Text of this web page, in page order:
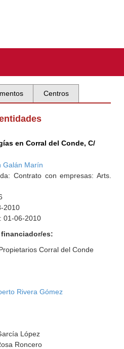
Centros
en Corral del Conde, C/
Galán Marín
Contrato con empresas: Arts.
2010
01-06-2010
financiador/es:
Corral del Conde
Rivera Gómez
López
Roncero